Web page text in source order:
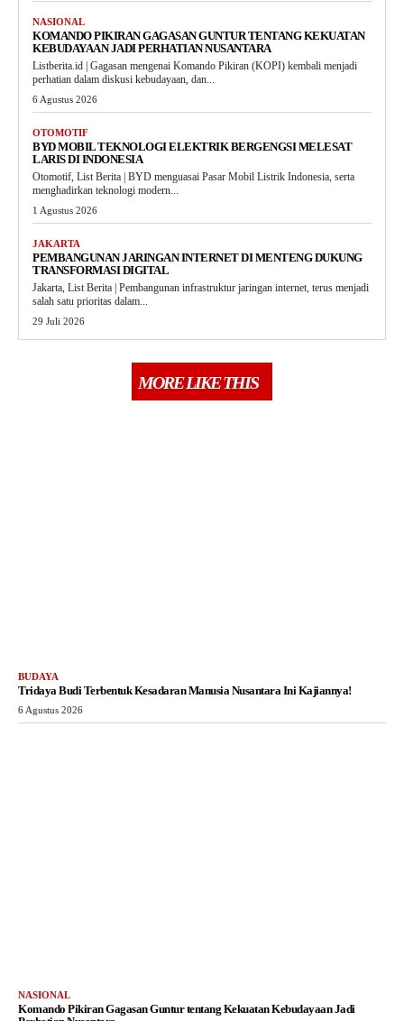
NASIONAL
KOMANDO PIKIRAN GAGASAN GUNTUR TENTANG KEKUATAN
KEBUDAYAAN JADI PERHATIAN NUSANTARA
Listberita.id | Gagasan mengenai Komando Pikiran (KOPI) kembali menjadi
perhatian dalam diskusi kebudayaan, dan...
6 Agustus 2026
OTOMOTIF
BYD MOBIL TEKNOLOGI ELEKTRIK BERGENGSI MELESAT
LARIS DI INDONESIA
Otomotif, List Berita | BYD menguasai Pasar Mobil Listrik Indonesia, serta
menghadirkan teknologi modern...
1 Agustus 2026
JAKARTA
PEMBANGUNAN JARINGAN INTERNET DI MENTENG DUKUNG
TRANSFORMASI DIGITAL
Jakarta, List Berita | Pembangunan infrastruktur jaringan internet, terus menjadi
salah satu prioritas dalam...
29 Juli 2026
MORE LIKE THIS
BUDAYA
Tridaya Budi Terbentuk Kesadaran Manusia Nusantara Ini Kajiannya!
6 Agustus 2026
NASIONAL
Komando Pikiran Gagasan Guntur tentang Kekuatan Kebudayaan Jadi